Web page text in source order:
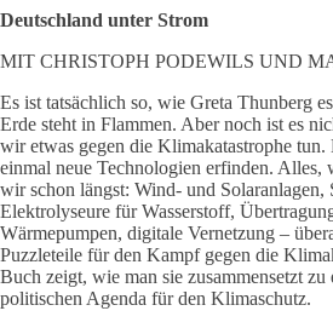
Deutschland unter Strom
MIT CHRISTOPH PODEWILS UND
Es ist tatsächlich so, wie Greta Thunberg
Erde steht in Flammen. Aber noch ist es
wir etwas gegen die Klimakatastrophe
einmal neue Technologien erfinden. Alles,
wir schon längst: Wind- und Solaranlagen,
Elektrolyseure für Wasserstoff,
Wärmepumpen, digitale Vernetzung –
Puzzleteile für den Kampf gegen die
Buch zeigt, wie man sie zusammensetzt zu
politischen Agenda für den Klimaschutz.